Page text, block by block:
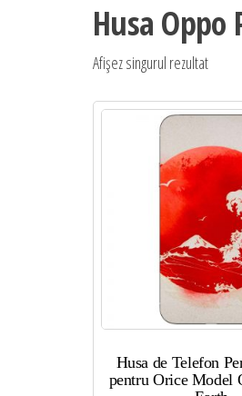
Husa Oppo
Afișez singurul rezultat
Husa de Telefon
pentru Orice Model